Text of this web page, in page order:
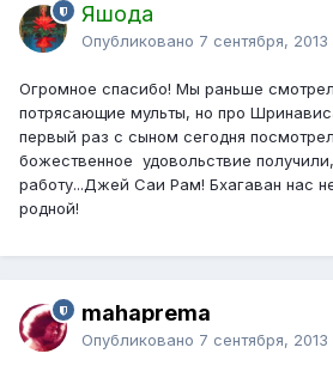
Яшода
Опубликовано 7 сентября, 2013
Огромное спасибо! Мы раньше
потрясающие мульты, но про
первый раз с сыном сегодня
божественное удовольствие
работу...Джей Саи Рам! Бхагаван нас
родной!
mahaprema
Опубликовано 7 сентября, 2013